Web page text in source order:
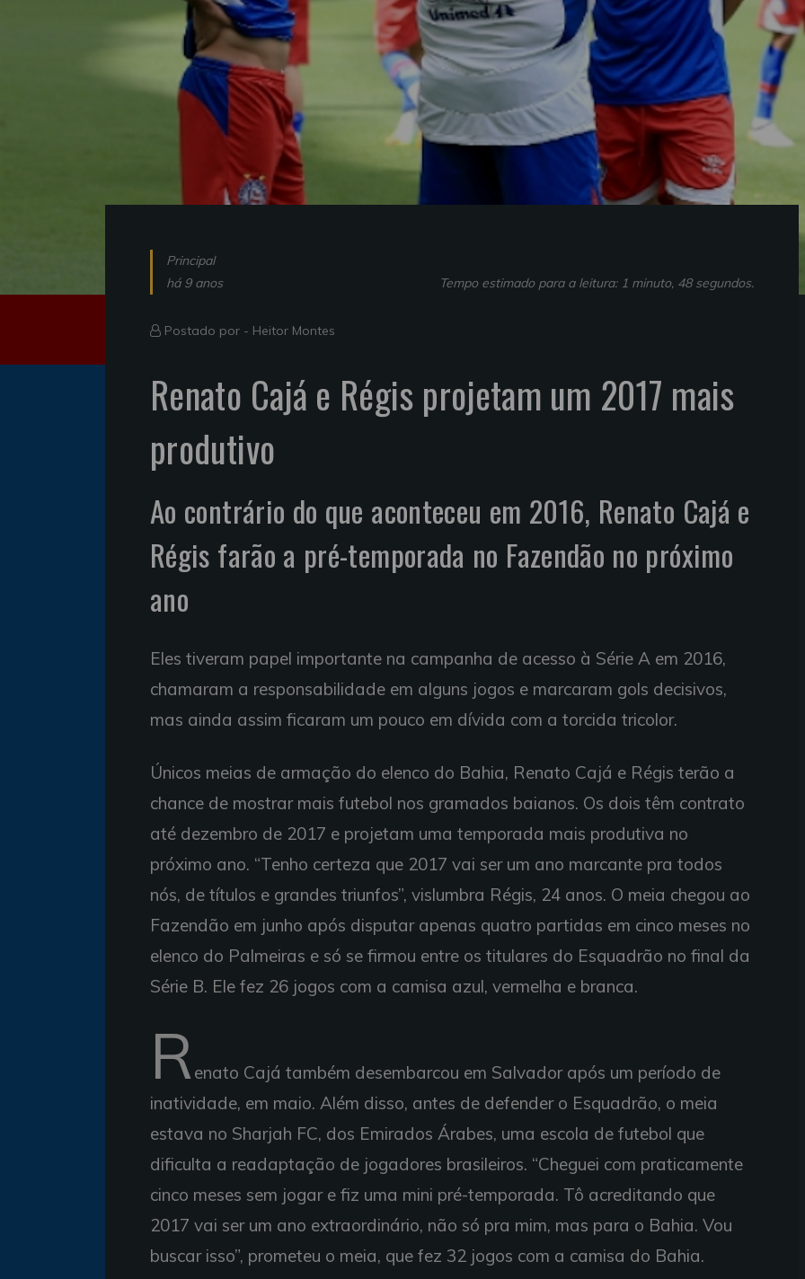
Principal
há 9 anos
Tempo estimado para a leitura: 1 minuto, 48 segundos.
Postado por - Heitor Montes
Renato Cajá e Régis projetam um 2017 mais
produtivo
Ao contrário do que aconteceu em 2016, Renato Cajá e
Régis farão a pré-temporada no Fazendão no próximo
ano
Eles tiveram papel importante na campanha de acesso à Série A em 2016,
chamaram a responsabilidade em alguns jogos e marcaram gols decisivos,
mas ainda assim ficaram um pouco em dívida com a torcida tricolor.
Únicos meias de armação do elenco do Bahia, Renato Cajá e Régis terão a
chance de mostrar mais futebol nos gramados baianos. Os dois têm contrato
até dezembro de 2017 e projetam uma temporada mais produtiva no
próximo ano. “Tenho certeza que 2017 vai ser um ano marcante pra todos
nós, de títulos e grandes triunfos”, vislumbra Régis, 24 anos. O meia chegou ao
Fazendão em junho após disputar apenas quatro partidas em cinco meses no
elenco do Palmeiras e só se firmou entre os titulares do Esquadrão no final da
Série B. Ele fez 26 jogos com a camisa azul, vermelha e branca.
Renato Cajá também desembarcou em Salvador após um período de
inatividade, em maio. Além disso, antes de defender o Esquadrão, o meia
estava no Sharjah FC, dos Emirados Árabes, uma escola de futebol que
dificulta a readaptação de jogadores brasileiros. “Cheguei com praticamente
cinco meses sem jogar e fiz uma mini pré-temporada. Tô acreditando que
2017 vai ser um ano extraordinário, não só pra mim, mas para o Bahia. Vou
buscar isso”, prometeu o meia, que fez 32 jogos com a camisa do Bahia.